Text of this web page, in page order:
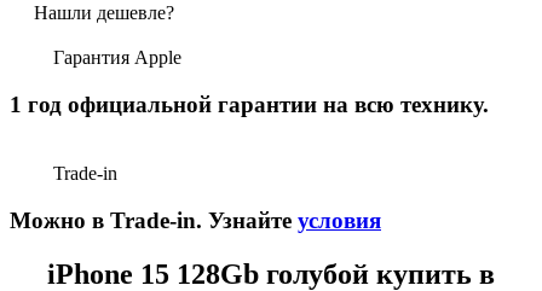
Нашли дешевле?
Гарантия Apple
1 год официальной гарантии на всю технику.
Trade-in
Можно в Trade-in. Узнайте условия
iPhone 15 128Gb голубой купить в